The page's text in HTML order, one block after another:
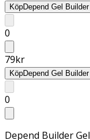
KöpDepend Gel
0
79kr
KöpDepend Gel
0
Depend Builder